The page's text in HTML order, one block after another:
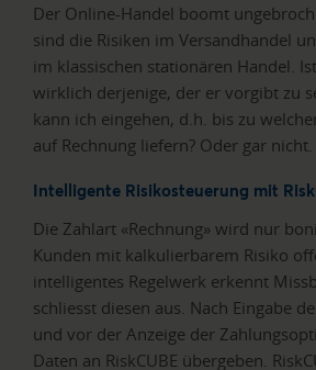
Der Online-Handel boomt
sind die Risiken im Versandhandel
im klassischen stationären Handel.
wirklich derjenige, der er vorgibt zu
kann ich eingehen, d.h. bis zu
auf Rechnung liefern? Oder gar nicht.
Intelligente Risikosteuerung mit
Die Zahlart «Rechnung» wird nur
Kunden mit kalkulierbarem Risiko
intelligentes Regelwerk erkennt
schliesst diesen aus. Nach Eingabe
und vor der Anzeige der
Daten an RiskCUBE übergeben.